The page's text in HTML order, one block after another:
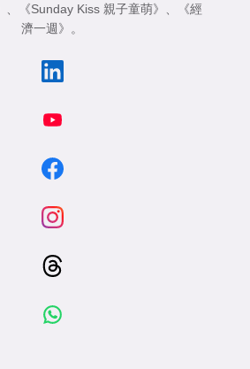
《Sunday Kiss 親子童萌》
《經
濟一週》
。